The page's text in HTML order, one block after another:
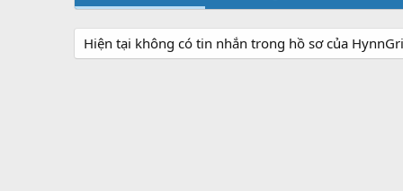
Hiện tại không có tin nhắn trong hồ sơ của